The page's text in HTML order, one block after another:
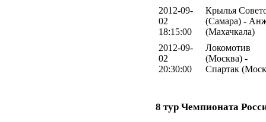
2012-09-
02
18:15:00
Крылья
(Самара) -
(Махачкала)
2012-09-
02
20:30:00
Локомотив
(Москва) -
Спартак
8 тур Чемпионата